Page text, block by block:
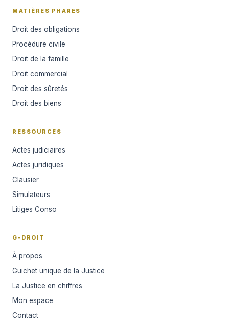
MATIÈRES PHARES
Droit des obligations
Procédure civile
Droit de la famille
Droit commercial
Droit des sûretés
Droit des biens
RESSOURCES
Actes judiciaires
Actes juridiques
Clausier
Simulateurs
Litiges Conso
G-DROIT
À propos
Guichet unique de la Justice
La Justice en chiffres
Mon espace
Contact